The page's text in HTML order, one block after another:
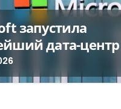
запустила
дата-
$20,5